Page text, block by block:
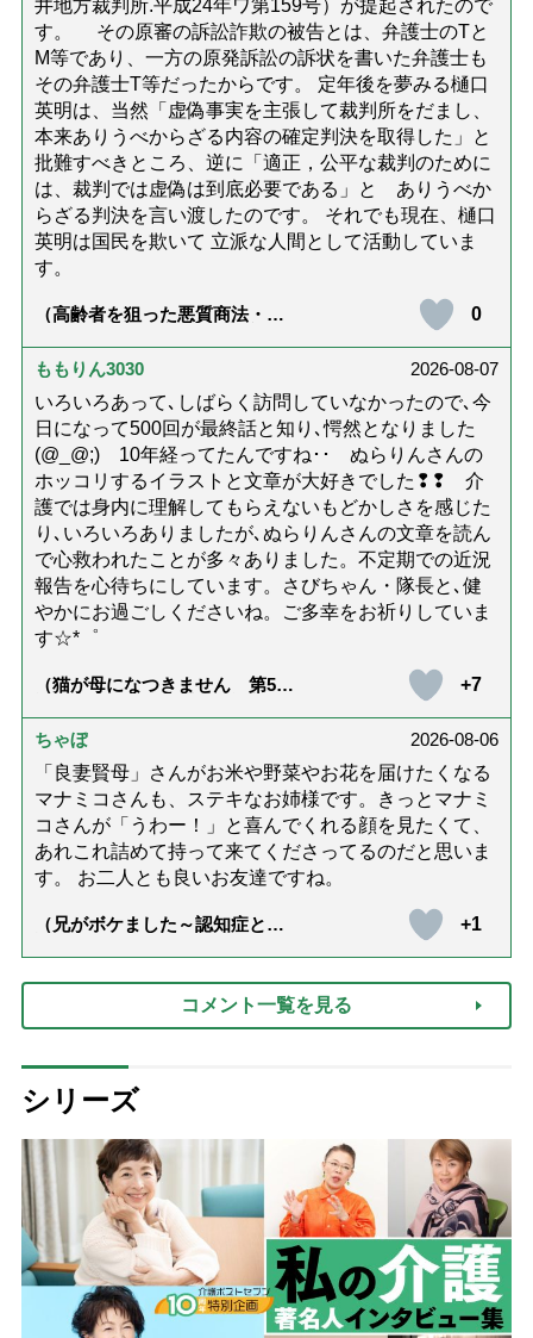
井地方裁判所.平成24年ワ第159号）が提起されたので
す。 その原審の訴訟詐欺の被告とは、弁護士のTと
M等であり、一方の原発訴訟の訴状を書いた弁護士も
その弁護士T等だったからです。 定年後を夢みる樋口
英明は、当然「虚偽事実を主張して裁判所をだまし、
本来ありうべからざる内容の確定判決を取得した」と
批難すべきところ、逆に「適正，公平な裁判のために
は、裁判では虚偽は到底必要である」と ありうべか
らざる判決を言い渡したのです。 それでも現在、樋口
英明は国民を欺いて 立派な人間として活動していま
す。
（高齢者を狙った悪質商法・訪
ないための4つの対策「騙されや
すい人の特徴は？」【社会福祉
0
ももりん3030
2026-08-07
いろいろあって､しばらく訪問していなかったので､今
日になって500回が最終話と知り､愕然となりました
(@_@;) 10年経ってたんですね･･ ぬらりんさんの
ホッコリするイラストと文章が大好きでした❢❢ 介
護では身内に理解してもらえないもどかしさを感じた
り､いろいろありましたが､ぬらりんさんの文章を読ん
で心救われたことが多々ありました。不定期での近況
報告を心待ちにしています。さびちゃん・隊長と､健
やかにお過ごしくださいね。ご多幸をお祈りしていま
す☆*゜
（猫が母になつきません 第500
+7
ちゃぼ
2026-08-06
「良妻賢母」さんがお米や野菜やお花を届けたくなる
マナミコさんも、ステキなお姉様です。きっとマナミ
コさんが「うわー！」と喜んでくれる顔を見たくて、
あれこれ詰めて持って来てくださってるのだと思いま
す。 お二人とも良いお友達ですね。
（兄がボケました～認知症と介
達』が届きました」）
+1
コメント一覧を見る
シリーズ